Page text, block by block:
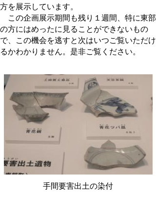
方を展示しています。
この企画展示期間も残り１週間、特に東部
の方にはめったに見ることができないもの
で、この機会を逃すと次はいつご覧いただけ
るかわかりません。是非ご覧ください。
手間要害出土の染付